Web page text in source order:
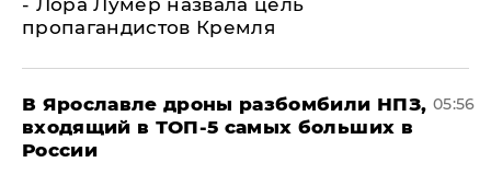
пропагандистов Кремля
В Ярославле дроны разбомбили НПЗ,
входящий в ТОП-5 самых больших в
России
05:56